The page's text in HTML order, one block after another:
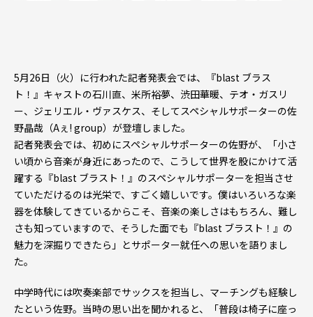
5月26日（火）に行われた記者発表会では、『blast ブラス
ト！』キャストの石川直、米所裕夢、渋田華暖、テオ・ガスリ
ー、ジェリエル・ヴァスケス、そしてスペシャルサポーターの佐
野晶哉（Aぇ! group）が登壇しました。
記者発表会では、初めにスペシャルサポーターの佐野が、「小さ
い頃から音楽が身近にあったので、こうして世界を股にかけて活
躍する『blast ブラスト！』のスペシャルサポーターを担当させ
ていただけるのは光栄で、すごく嬉しいです。僕はいろいろな楽
器を体験してきているからこそ、音楽の楽しさはもちろん、難し
さも知っていますので、そうした面でも『blast ブラスト！』の
魅力を深掘りできたら」とサポーター就任への思いを語りまし
た。
中学時代には吹奏楽部でサックスを担当し、マーチングも経験し
たという佐野。当時の思い出を聞かれると、「普段は椅子に座っ